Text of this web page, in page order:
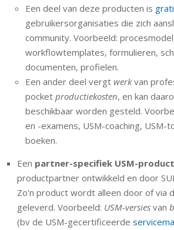
Een deel van deze producten is
gebruikersorganisaties die zich
community. Voorbeeld:
workflowtemplates, formulieren,
documenten, profielen.
Een ander deel vergt werkvan
pocket productiekosten, en kan
beschikbaar worden gesteld.
en -examens, USM-coaching, USM-
boeken.
Een partner-specifiek USM-product
productpartner ontwikkeld en door
Zo'n product wordt alleen door of via
geleverd. Voorbeeld: USM-versies van
(bv de USM-gecertificeerde